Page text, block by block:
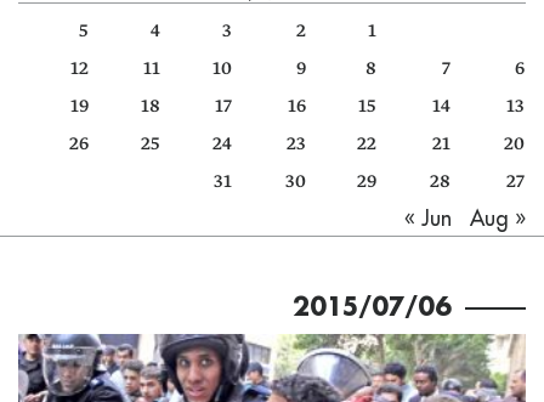
الأرشيف
1
2
3
4
5
6
7
8
9
10
11
12
13
14
15
16
17
18
19
20
21
22
23
24
25
26
27
28
29
30
31
« Jun
Aug »
2015/07/06